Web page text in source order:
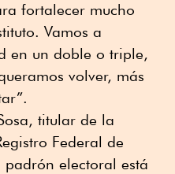
fortalecer mucho
Vamos a
en un doble o triple,
volver, más
titular de la
Federal de
padrón electoral está